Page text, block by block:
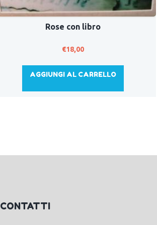
Rose con libro
€18,00
AGGIUNGI AL CARRELLO
CONTATTI